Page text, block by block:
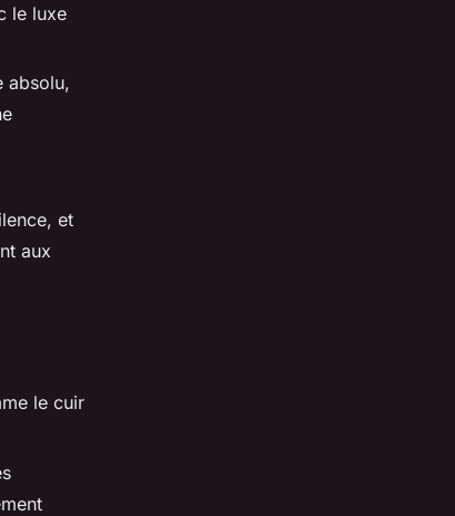
le luxe
absolu,
et
aux
le cuir